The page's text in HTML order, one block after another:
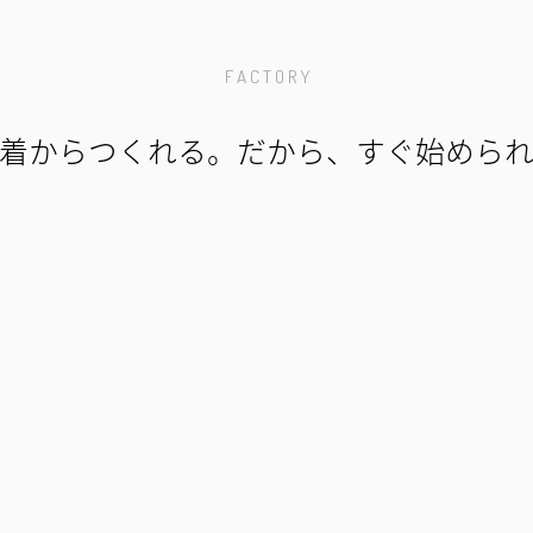
F A C T O R Y
からつくれる。だから、すぐ始めら